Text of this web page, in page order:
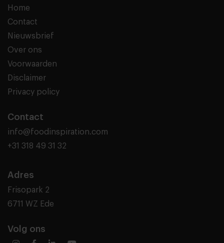
Home
Contact
Nieuwsbrief
Over ons
Voorwaarden
Disclaimer
Privacy policy
Contact
info@foodinspiration.com
+31 318 49 31 32
Adres
Frisopark 2
6711 WZ Ede
Volg ons